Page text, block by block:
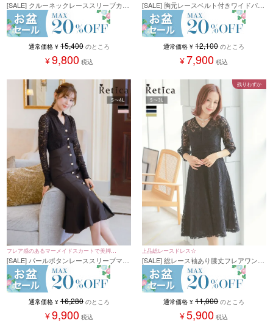
[SALE] クルーネックレーススリーブカシ
ュクール風オールインワンパーティード
レス (Sサイズ～4Lサイズ) (小澤美里)
通常価格 ¥ 15,400 のところ
¥9,800 税込
[SALE] 胸元レースベルト付きワイドパン
ツセパレートパーティードレス (Sサイズ
～XXLサイズ)
通常価格 ¥ 12,100 のところ
¥7,900 税込
フレア感のあるマーメイドスカートで美脚効
果♪
[SALE] パールボタンレーススリーブマー
メイドドレス (Sサイズ～4Lサイズ)
通常価格 ¥ 16,280 のところ
¥9,900 税込
上品総レースドレス☆
[SALE] 総レース袖あり膝丈フレアワンピ
ースパーティードレス (Sサイズ～3Lサイ
ズ)
残りわずか
通常価格 ¥ 11,000 のところ
¥5,900 税込